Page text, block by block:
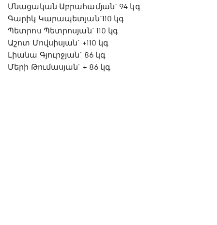
Մնացական Աբրահամյան` 94 կգ
Գարիկ Կարապետյան`110 կգ
Պետրոս Պետրոսյան` 110 կգ
Աշոտ Մովսիսյան` +110 կգ
Լիանա Գյուրջյան` 86 կգ
Մերի Թումասյան` + 86 կգ